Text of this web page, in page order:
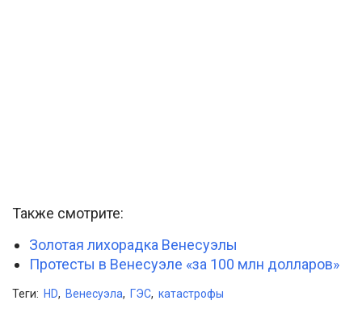
Также смотрите:
Золотая лихорадка Венесуэлы
Протесты в Венесуэле «за 100 млн долларов»
Теги: HD, Венесуэла, ГЭС, катастрофы